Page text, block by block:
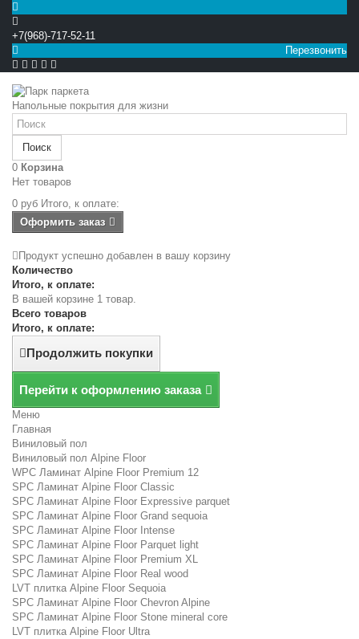
+7(968)-717-52-11
Перезвонить
 
Напольные покрытия для жизни
Поиск
0 Корзина
Нет товаров
0 руб Итого, к оплате:
Оформить заказ
Продукт успешно добавлен в вашу корзину
Количество
Итого, к оплате:
В вашей корзине 1 товар.
Всего товаров
Итого, к оплате:
Продолжить покупки
Перейти к оформлению заказа
Меню
Главная
Виниловый пол
Виниловый пол Alpine Floor
WPC Ламинат Alpine Floor Premium 12
SPC Ламинат Alpine Floor Classic
SPC Ламинат Alpine Floor Expressive parquet
SPC Ламинат Alpine Floor Grand sequoia
SPC Ламинат Alpine Floor Intense
SPC Ламинат Alpine Floor Parquet light
SPC Ламинат Alpine Floor Premium XL
SPC Ламинат Alpine Floor Real wood
LVT плитка Alpine Floor Sequoia
SPC Ламинат Alpine Floor Chevron Alpine
SPC Ламинат Alpine Floor Stone mineral core
LVT плитка Alpine Floor Ultra